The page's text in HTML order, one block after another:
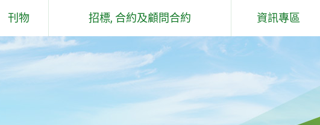
刊物
概要說明
土木工程拓展署 - 工作報告
招標, 合約及顧問合約
合約
顧問合約
資訊專區
獎項及讚譽
社區服務和活動